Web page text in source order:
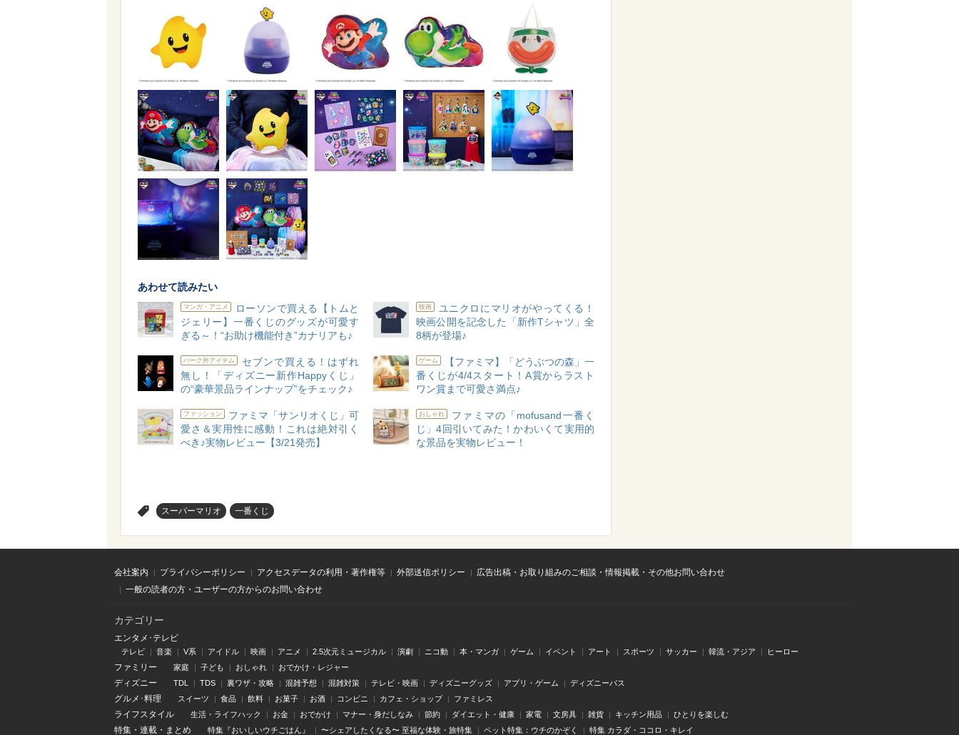
あわせて読みたい
マンガ・アニメ
ローソンで買える【トムと
ジェリー】一番くじのグッズが可愛す
ぎる～！“お助け機能付き”カナリアも♪
映画
ユニクロにマリオがやってくる！
映画公開を記念した「新作Tシャツ」全
8柄が登場♪
パーク外アイテム
セブンで買える！はずれ
無し！「ディズニー新作Happyくじ」
の“豪華景品ラインナップ”をチェック♪
ゲーム
【ファミマ】「どうぶつの森」一
番くじが4/4スタート！A賞からラスト
ワン賞まで可愛さ満点♪
ファッション
ファミマ「サンリオくじ」可
愛さ＆実用性に感動！これは絶対引く
べき♪実物レビュー【3/21発売】
おしゃれ
ファミマの「mofusand一番く
じ」4回引いてみた！かわいくて実用的
な景品を実物レビュー！
スーパーマリオ 一番くじ
会社案内 プライバシーポリシー アクセスデータの利用・著作権等 外部送信ポリシー
広告出稿・お取り組みのご相談・情報掲載・その他お問い合わせ
一般の読者の方・ユーザーの方からのお問い合わせ
カテゴリー
エンタメ･テレビ
テレビ 音楽 V系 アイドル 映画 アニメ 2.5次元ミュージカル 演劇 ニコ動 本・マンガ ゲーム イベント アート スポーツ サッカー 韓流・アジア ヒーロー
ファミリー 家庭 子ども おしゃれ おでかけ・レジャー
ディズニー TDL TDS 裏ワザ・攻略 混雑予想 混雑対策 テレビ・映画 ディズニーグッズ アプリ・ゲーム ディズニーパス
グルメ･料理 スイーツ 食品 飲料 お菓子 お酒 コンビニ カフェ・ショップ ファミレス
ライフスタイル 生活・ライフハック お金 おでかけ マナー・身だしなみ 節約 ダイエット・健康 家電 文房具 雑貨 キッチン用品 ひとりを楽しむ
特集 ・ 連載 ・ まとめ 特集『おいしいウチごはん』 〜シェアしたくなる〜 至福な体験・旅特集 ペット特集：ウチのかぞく 特集 カラダ・ココロ・キレイ